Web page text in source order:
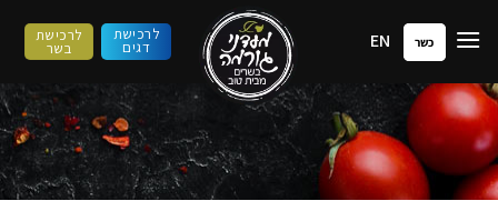
לתוכן
כשר EN לרכישת
דגים
לרכישת
בשר